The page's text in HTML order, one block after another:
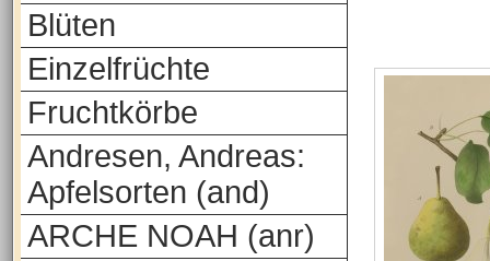
Blüten
Einzelfrüchte
Fruchtkörbe
Andresen, Andreas:
Apfelsorten (and)
ARCHE NOAH (anr)